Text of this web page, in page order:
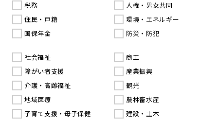
税務
住民・戸籍
国保年金
人権・男女共同
環境・エネルギー
防災・防犯
社会福祉
障がい者支援
介護・高齢福祉
地域医療
子育て支援・母子保健
商工
産業振興
観光
農林畜水産
建設・土木